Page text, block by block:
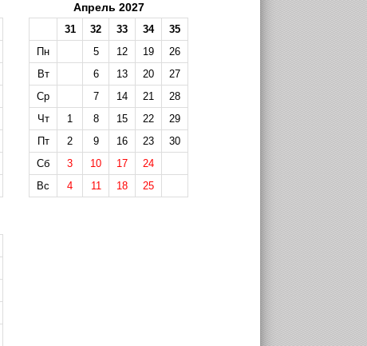
Апрель 2027
31 32 33 34
35
Пн
5 12 19
26
Вт
6 13 20
27
Ср
7 14 21
28
Чт
1 8 15 22
29
Пт
2 9 16 23
30
Сб
3 10 17
24
Вс
4 11 18 25